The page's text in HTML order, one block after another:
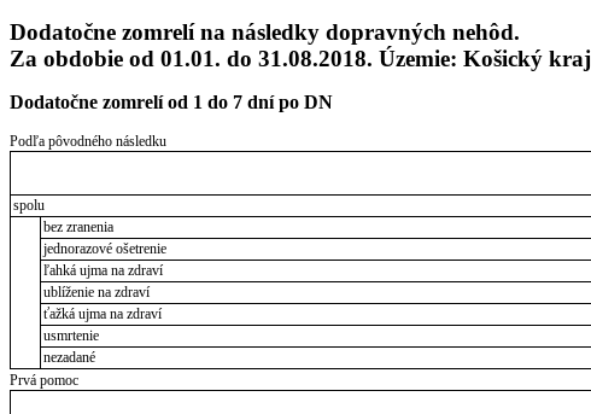
Dodatočne zomrelí na následky dopravných nehôd.
Za obdobie od 01.01. do 31.08.2018. Územie: Košický kraj
Dodatočne zomrelí od 1 do 7 dní po DN
Podľa pôvodného následku
spolu
bez zranenia
jednorazové ošetrenie
ľahká ujma na zdraví
ublíženie na zdraví
ťažká ujma na zdraví
usmrtenie
nezadané
Prvá pomoc